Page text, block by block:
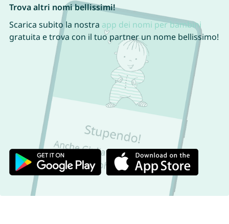
Trova altri nomi bellissimi!
Scarica subito la nostra app dei nomi per bambini
gratuita e trova con il tuo partner un nome bellissimo!